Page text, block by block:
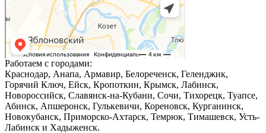
Работаем с городами:
Краснодар, Анапа, Армавир, Белореченск, Геленджик,
Горячий Ключ, Ейск, Кропоткин, Крымск, Лабинск,
Новороссийск, Славянск-на-Кубани, Сочи, Тихорецк, Туапсе,
Абинск, Апшеронск, Гулькевичи, Кореновск, Курганинск,
Новокубанск, Приморско-Ахтарск, Темрюк, Тимашевск, Усть-
Лабинск и Хадыженск.